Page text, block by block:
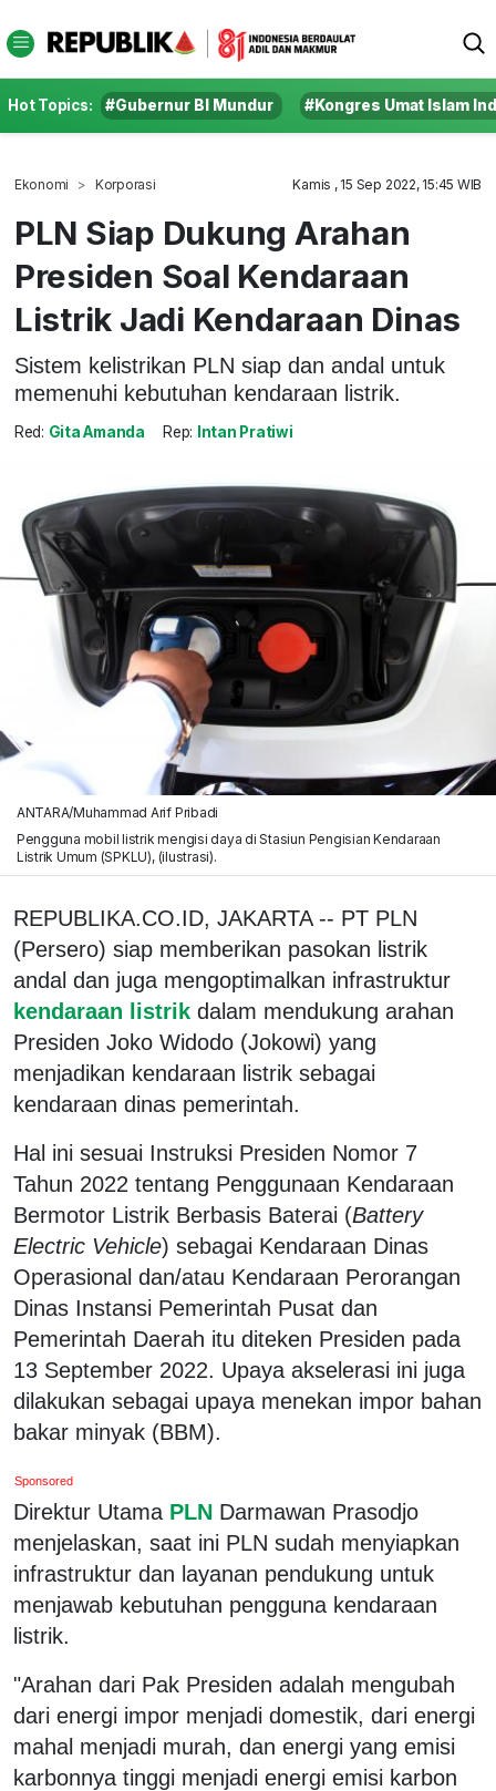
Hot Topics: #Gubernur BI Mundur #Kongres Umat Islam
Ekonomi Korporasi Kamis , 15 Sep 2022, 15:45 WIB
PLN Siap Dukung Arahan
Presiden Soal Kendaraan
Listrik Jadi Kendaraan Dinas
Sistem kelistrikan PLN siap dan andal untuk
memenuhi kebutuhan kendaraan listrik.
Red: Gita Amanda Rep: Intan Pratiwi
ANTARA/Muhammad Arif Pribadi
Pengguna mobil listrik mengisi daya di Stasiun Pengisian Kendaraan
Listrik Umum (SPKLU), (ilustrasi).
REPUBLIKA.CO.ID, JAKARTA -- PT PLN
(Persero) siap memberikan pasokan listrik
andal dan juga mengoptimalkan infrastruktur
kendaraan listrik dalam mendukung arahan
Presiden Joko Widodo (Jokowi) yang
menjadikan kendaraan listrik sebagai
kendaraan dinas pemerintah.
Hal ini sesuai Instruksi Presiden Nomor 7
Tahun 2022 tentang Penggunaan Kendaraan
Bermotor Listrik Berbasis Baterai (Battery
Electric Vehicle) sebagai Kendaraan Dinas
Operasional dan/atau Kendaraan Perorangan
Dinas Instansi Pemerintah Pusat dan
Pemerintah Daerah itu diteken Presiden pada
13 September 2022. Upaya akselerasi ini juga
dilakukan sebagai upaya menekan impor bahan
bakar minyak (BBM).
Sponsored
Direktur Utama PLN Darmawan Prasodjo
menjelaskan, saat ini PLN sudah menyiapkan
infrastruktur dan layanan pendukung untuk
menjawab kebutuhan pengguna kendaraan
listrik.
"Arahan dari Pak Presiden adalah mengubah
dari energi impor menjadi domestik, dari energi
mahal menjadi murah, dan energi yang emisi
karbonnya tinggi menjadi energi emisi karbon